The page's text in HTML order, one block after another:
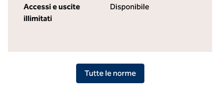
Accessi e uscite
illimitati
Disponibile
Tutte le norme